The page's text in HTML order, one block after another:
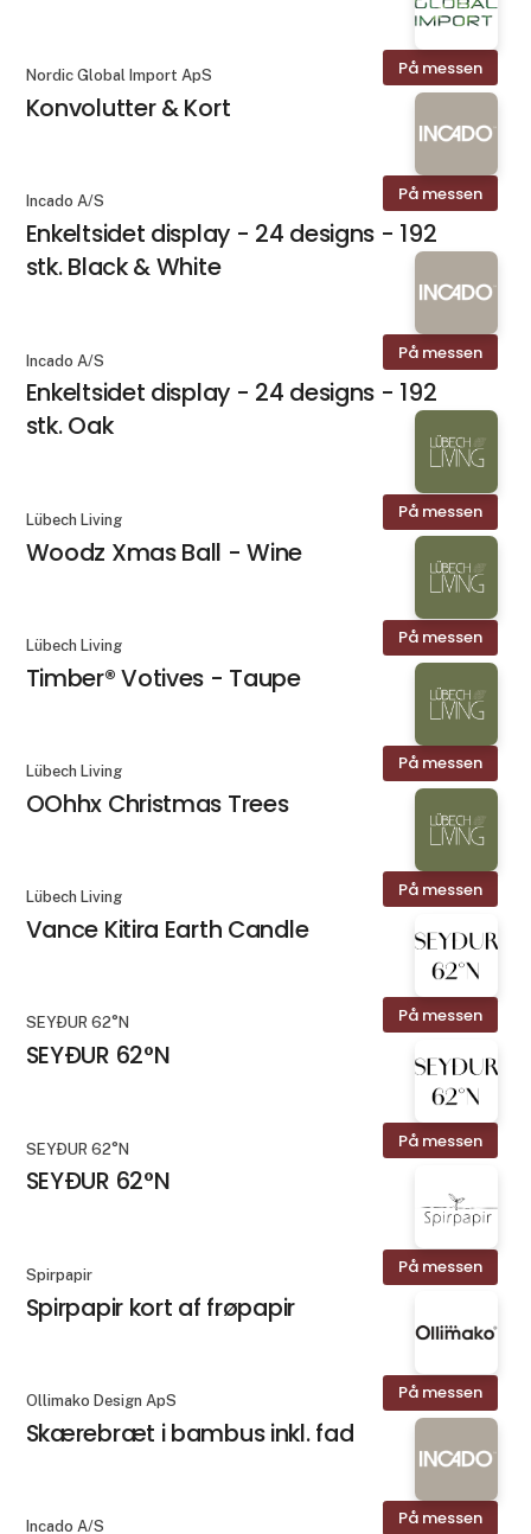
På messen
Nordic Global Import ApS
Konvolutter & Kort
På messen
Incado A/S
Enkeltsidet display - 24 designs - 192
stk. Black & White
På messen
Incado A/S
Enkeltsidet display - 24 designs - 192
stk. Oak
På messen
Lübech Living
Woodz Xmas Ball - Wine
På messen
Lübech Living
Timber® Votives - Taupe
På messen
Lübech Living
OOhhx Christmas Trees
På messen
Lübech Living
Vance Kitira Earth Candle
På messen
SEYÐUR 62°N
SEYÐUR 62°N
På messen
SEYÐUR 62°N
SEYÐUR 62°N
På messen
Spirpapir
Spirpapir kort af frøpapir
På messen
Ollimako Design ApS
Skærebræt i bambus inkl. fad
På messen
Incado A/S